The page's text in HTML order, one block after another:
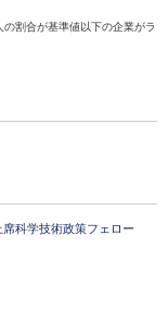
割合が基準値以下の企業がラ
科学技術政策フェロー